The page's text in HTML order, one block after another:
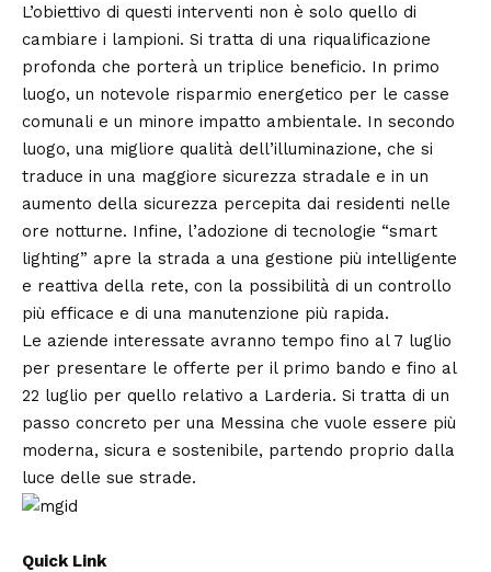
L’obiettivo di questi interventi non è solo quello di
cambiare i lampioni. Si tratta di una riqualificazione
profonda che porterà un triplice beneficio. In primo
luogo, un notevole risparmio energetico per le casse
comunali e un minore impatto ambientale. In secondo
luogo, una migliore qualità dell’illuminazione, che si
traduce in una maggiore sicurezza stradale e in un
aumento della sicurezza percepita dai residenti nelle
ore notturne. Infine, l’adozione di tecnologie “smart
lighting” apre la strada a una gestione più intelligente
e reattiva della rete, con la possibilità di un controllo
più efficace e di una manutenzione più rapida.
Le aziende interessate avranno tempo fino al 7 luglio
per presentare le offerte per il primo bando e fino al
22 luglio per quello relativo a Larderia. Si tratta di un
passo concreto per una Messina che vuole essere più
moderna, sicura e sostenibile, partendo proprio dalla
luce delle sue strade.
Quick Link